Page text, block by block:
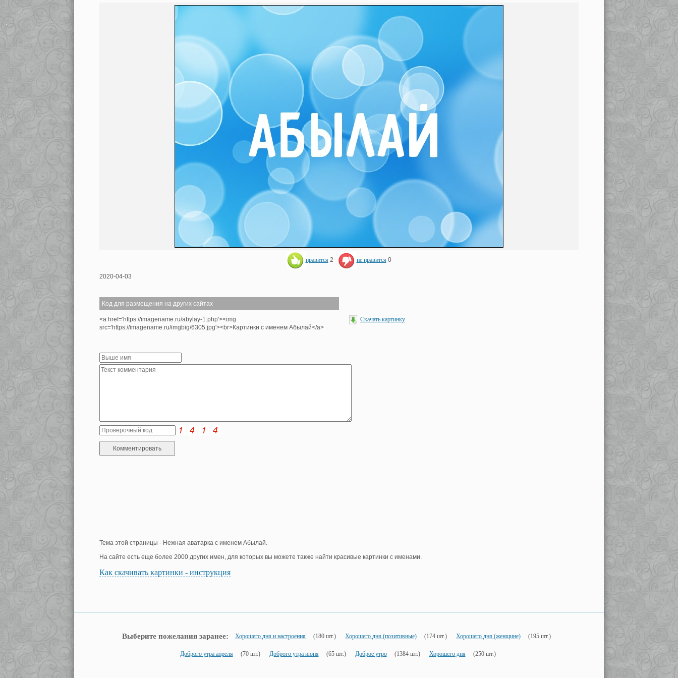
нравится 2 не нравится 0
2020-04-03
Код для размещения на других сайтах
<a href='https://imagename.ru/abylay-1.php'><img
src='https://imagename.ru/imgbig/6305.jpg'><br>Картинки с именем Абылай</a>
Скачать картинку
Тема этой страницы - Нежная аватарка с именем Абылай.
На сайте есть еще более 2000 других имен, для которых вы можете также найти красивые картинки с именами.
Как скачивать картинки - инструкция
Выберите пожелания заранее: Хорошего дня и настроения (180 шт.) Хорошего дня (позитивные) (174 шт.) Хорошего дня (женщине) (195 шт.)
Доброго утра апреля (70 шт.) Доброго утра июня (65 шт.) Доброе утро (1384 шт.) Хорошего дня (250 шт.)